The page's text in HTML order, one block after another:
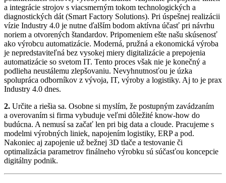
a integrácie strojov s viacsmerným tokom technologických a
diagnostických dát (Smart Factory Solutions). Pri úspešnej realizácii
vízie Industry 4.0 je nutne ďalším bodom aktívna účasť pri návrhu
noriem a otvorených štandardov. Pripomeniem ešte našu skúsenosť
ako výrobcu automatizácie. Moderná, pružná a ekonomická výroba
je nepredstaviteľná bez vysokej miery digitalizácie a prepojenia
automatizácie so svetom IT. Tento proces však nie je konečný a
podlieha neustálemu zlepšovaniu. Nevyhnutnosťou je úzka
spolupráca odborníkov z vývoja, IT, výroby a logistiky. Aj to je prax
Industry 4.0 dnes.
2. Určite a riešia sa. Osobne si myslím, že postupným zavádzaním
a overovaním si firma vybuduje veľmi dôležité know-how do
budúcna. A nemusí sa začať len pri big data a cloude. Pracujeme s
modelmi výrobných liniek, napojením logistiky, ERP a pod.
Nakoniec aj zapojenie už bežnej 3D tlače a testovanie či
optimalizácia parametrov finálneho výrobku sú súčasťou koncepcie
digitálny podnik.